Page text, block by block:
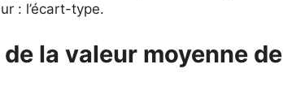
: l’écart-type.
la valeur moyenne de